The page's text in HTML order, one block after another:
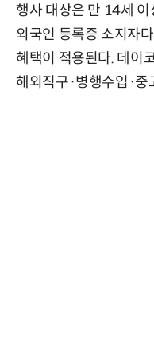
행사 대상은 만 14세
외국인 등록증 소지자
혜택이 적용된다. 데이
해외직구·병행수입·중